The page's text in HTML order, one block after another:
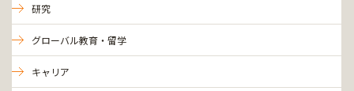
研究
グローバル教育・留学
キャリア